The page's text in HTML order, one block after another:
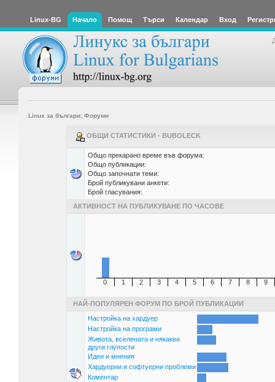
Linux-BG Начало Помощ Търси Календар Вход
Linux за българи: Форуми
ОБЩИ СТАТИСТИКИ - BUBOLECK
Общо прекарано време във форума:
Общо публикации:
Общо започнати теми:
Брой публикувани анкети:
Брой гласувания:
АКТИВНОСТ НА ПУБЛИКУВАНЕ ПО ЧАСОВЕ
0 1 2 3 4 5 6 7 8 9
НАЙ-ПОПУЛЯРЕН ФОРУМ ПО БРОЙ ПУБЛИКАЦИИ
Настройка на хардуер
Настройка на програми
Живота, вселената и някакви
други глупости
Идеи и мнения
Хардуерни и софтуерни проблеми
Коментар